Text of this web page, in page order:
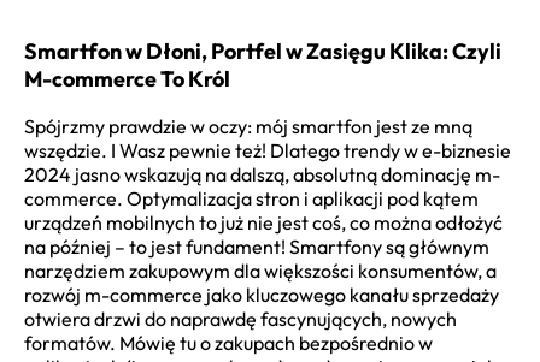
Smartfon w Dłoni, Portfel w Zasięgu Klika: Czyli
M-commerce To Król
Spójrzmy prawdzie w oczy: mój smartfon jest ze mną
wszędzie. I Wasz pewnie też! Dlategotrendy w e-biznesie
2024 jasno wskazują na dalszą, absolutną dominację m-
commerce. Optymalizacja stron i aplikacji pod kątem
urządzeń mobilnych to już nie jest coś, co można odłożyć
na później – to jest fundament! Smartfony są głównym
narzędziem zakupowym dla większości konsumentów, a
rozwój m-commerce jako kluczowego kanału sprzedaży
otwiera drzwi do naprawdę fascynujących, nowych
formatów. Mówię tu o zakupach bezpośrednio w